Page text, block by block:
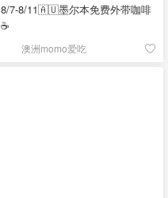
8/7-8/11🇦🇺墨尔本免费外带咖啡
☕
澳洲momo爱吃